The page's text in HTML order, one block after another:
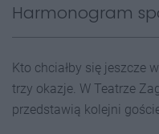
Harmonogram
Kto chciałby się jeszcze
trzy okazje. W Teatrze
przedstawią kolejni